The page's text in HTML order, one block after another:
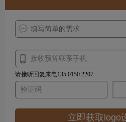
请接听回复来电135 0150 2207
立即获取logo